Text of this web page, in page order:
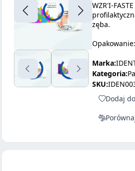
WZR'I-
zęba.
Marka:
Kategoria:
SKU:
Dodaj